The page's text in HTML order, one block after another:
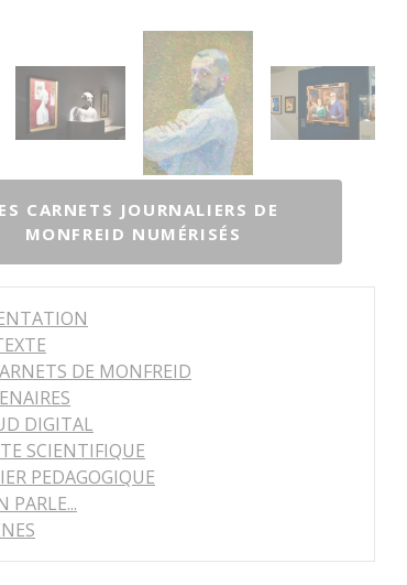
CARNETS JOURNALIERS DE
MONFREID NUMÉRISÉS
DE MONFREID
DIGITAL
SCIENTIFIQUE
PEDAGOGIQUE
PARLE...